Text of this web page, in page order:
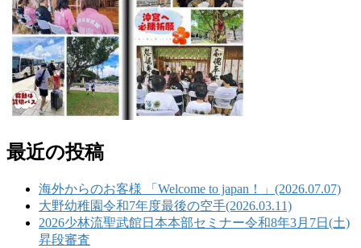
最近の投稿
海外からのお客様 「Welcome to japan！」(2026.07.07)
大野幼稚園令和7年度最後の空手(2026.03.11)
2026少林流聖武館日本本部セミナー令和8年3月7日(土)
昇段審査